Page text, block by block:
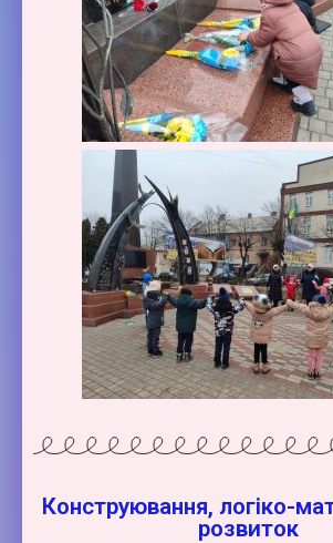
Конструювання, логіко-
розвиток